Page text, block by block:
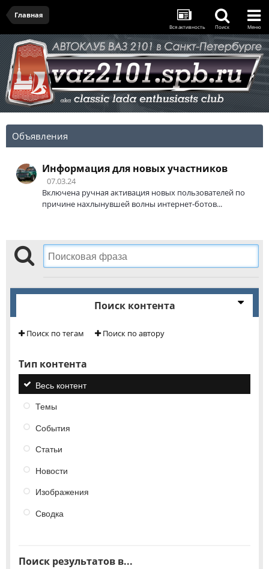
Главная
Вся активность Поиск Меню
Объявления
Информация для новых участников
07.03.24
Включена ручная активация новых пользователей по
причине нахлынувшей волны интернет-ботов...
Поиск контента
Поиск по тегам Поиск по автору
Тип контента
Весь контент
Темы
События
Статьи
Новости
Изображения
Сводка
Поиск результатов в...